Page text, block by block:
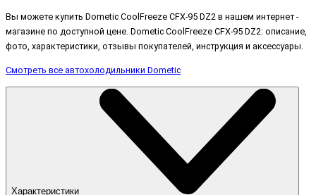
Вы можете купить Dometic CoolFreeze CFX-95 DZ2 в нашем интернет -
магазине по доступной цене. Dometic CoolFreeze CFX-95 DZ2: описание,
фото, характеристики, отзывы покупателей, инструкция и аксессуары.
Смотреть все автохолодильники Dometic
Характеристики